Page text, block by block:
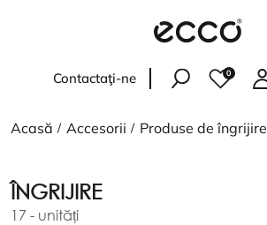
Copii
Contactaţi-ne 0
Acasă Accesorii Produse de îngrijire
ÎNGRIJIRE
17- unități